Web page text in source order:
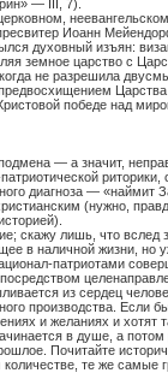
— III , 7).
Иоанн
духовный изъян:
земное царство с
не разрешила
победе над
— а значит,
диагноза —
(нужно,
скажу лишь, что
в наличной жизни, но
патриотами
из сердец
производства.
и желаниях и
в душе, а
Почитайте
те же самые